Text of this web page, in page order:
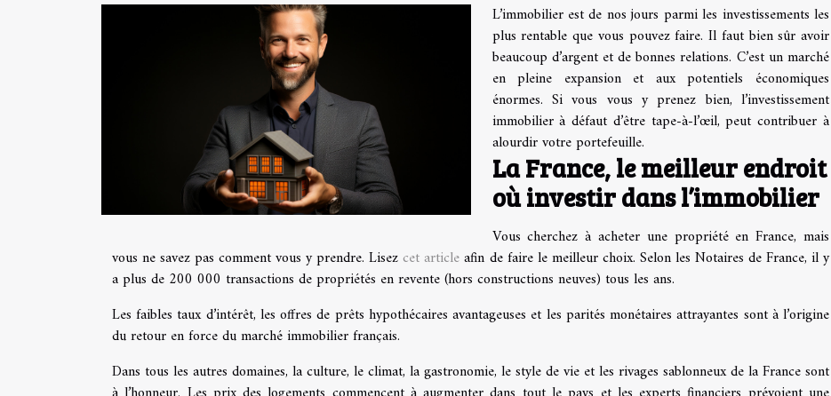
L’immobilier est de nos jours parmi les investissements les
plus rentable que vous pouvez faire. Il faut bien sûr avoir
beaucoup d’argent et de bonnes relations. C’est un marché
en pleine expansion et aux potentiels économiques
énormes. Si vous vous y prenez bien, l’investissement
immobilier à défaut d’être tape-à-l’œil, peut contribuer à
alourdir votre portefeuille.
La France, le meilleur endroit
où investir dans l’immobilier
Vous cherchez à acheter une propriété en France, mais
vous ne savez pas comment vous y prendre. Lisezcet articleafin de faire le meilleur choix. Selon les Notaires de France, il y
a plus de 200 000 transactions de propriétés en revente (hors constructions neuves) tous les ans.
Les faibles taux d’intérêt, les offres de prêts hypothécaires avantageuses et les parités monétaires attrayantes sont à l’origine
du retour en force du marché immobilier français.
Dans tous les autres domaines, la culture, le climat, la gastronomie, le style de vie et les rivages sablonneux de la France sont